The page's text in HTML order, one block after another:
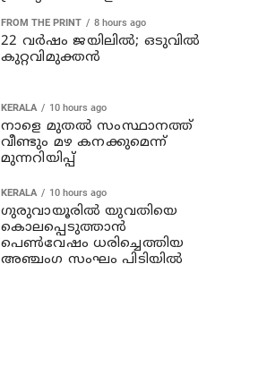
FROM THE PRINT 8 hours ago
22 വർഷം ജയിലിൽ; ഒടുവിൽ
കുറ്റവിമുക്തൻ
KERALA 10 hours ago
നാളെ മുതല്‍ സംസ്ഥാനത്ത്
വീണ്ടും മഴ കനക്കുമെന്ന്
മുന്നറിയിപ്പ്
KERALA 10 hours ago
ഗുരുവായൂരില്‍ യുവതിയെ
കൊലപ്പെടുത്താന്‍
പെണ്‍വേഷം ധരിച്ചെത്തിയ
അഞ്ചംഗ സംഘം പിടിയില്‍